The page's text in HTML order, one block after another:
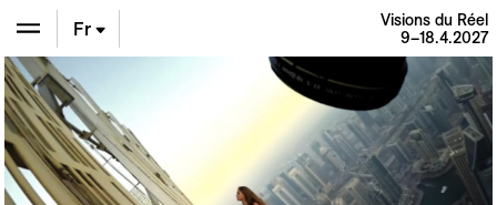
En
De
Fr
Visions du Réel
9–18.4.2027